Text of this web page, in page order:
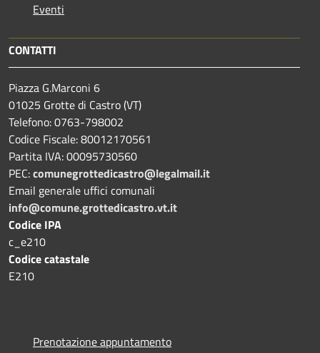
Eventi
CONTATTI
Piazza G.Marconi 6
01025 Grotte di Castro (VT)
Telefono: 0763-798002
Codice Fiscale: 80012170561
Partita IVA: 00095730560
PEC:comunegrottedicastro@legalmail.it
Email generale uffici comunali
info@comune.grottedicastro.vt.it
Codice IPA
c_e210
Codice catastale
E210
Prenotazione appuntamento